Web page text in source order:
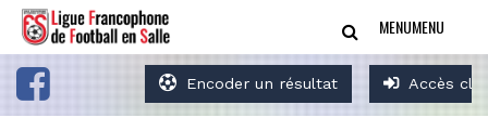
Encoder un résultat Accès
MENUMENU